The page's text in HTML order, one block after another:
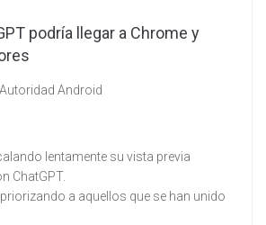
podría llegar a Chrome y
Android
lentamente su vista previa
ChatGPT.
a aquellos que se han unido